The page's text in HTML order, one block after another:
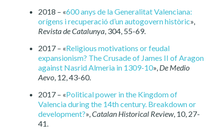
2018 – «600 anys de la Generalitat Valenciana:
orígens i recuperació d’un autogovern històric»,
Revista de Catalunya, 304, 55-69.
2017 – «Religious motivations or feudal
expansionism? The Crusade of James II of Aragon
against Nasrid Almeria in 1309-10», De Medio
Aevo, 12, 43-60.
2017 – «Political power in the Kingdom of
Valencia during the 14th century. Breakdown or
development?»,Catalan Historical Review, 10, 27-
41.